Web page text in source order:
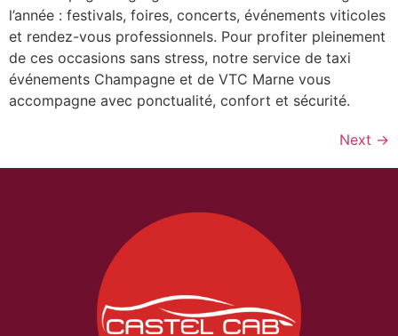
l’année : festivals, foires, concerts, événements viticoles
et rendez-vous professionnels. Pour profiter pleinement
de ces occasions sans stress, notre service de taxi
événements Champagne et de VTC Marne vous
accompagne avec ponctualité, confort et sécurité.
Next →